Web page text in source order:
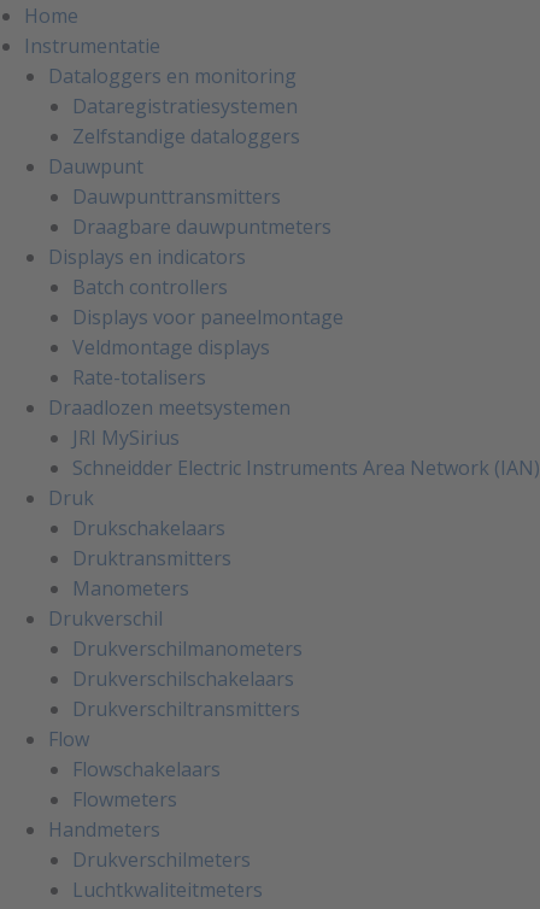
Home
Instrumentatie
Dataloggers en monitoring
Dataregistratiesystemen
Zelfstandige dataloggers
Dauwpunt
Dauwpunttransmitters
Draagbare dauwpuntmeters
Displays en indicators
Batch controllers
Displays voor paneelmontage
Veldmontage displays
Rate-totalisers
Draadlozen meetsystemen
JRI MySirius
Schneidder Electric Instruments Area Network (IAN)
Druk
Drukschakelaars
Druktransmitters
Manometers
Drukverschil
Drukverschilmanometers
Drukverschilschakelaars
Drukverschiltransmitters
Flow
Flowschakelaars
Flowmeters
Handmeters
Drukverschilmeters
Luchtkwaliteitmeters